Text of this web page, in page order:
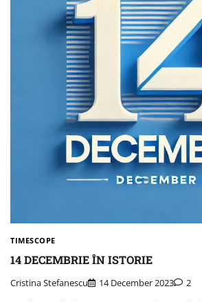
TIMESCOPE
14 DECEMBRIE ÎN ISTORIE
Cristina Stefanescu 14 December 2023 2